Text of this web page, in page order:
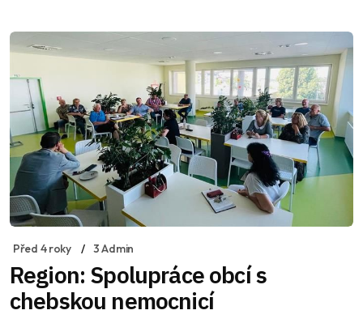
Před 4 roky 3 Admin
Region: Spolupráce obcí s
chebskou nemocnicí